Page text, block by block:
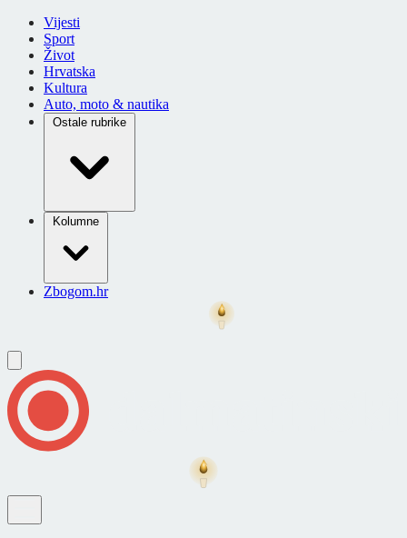
Vijesti
Sport
Život
Hrvatska
Kultura
Auto, moto & nautika
Ostale rubrike
Kolumne
Zbogom.hr